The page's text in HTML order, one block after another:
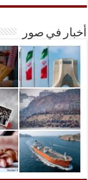
أخبار في صور